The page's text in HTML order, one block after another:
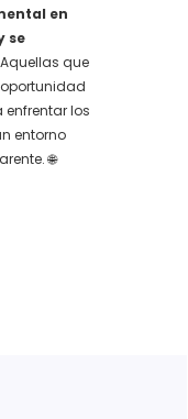
en
se
Aquellas que
los
entorno
🌐